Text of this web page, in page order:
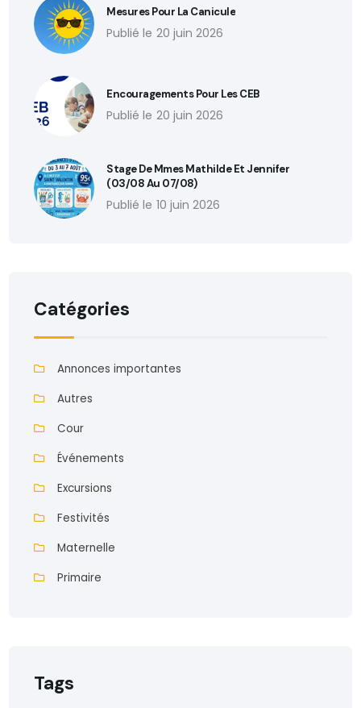
Mesures Pour La Canicule
20 juin 2026
Encouragements Pour Les CEB
20 juin 2026
Stage De Mmes Mathilde Et Jennifer
(03/08 Au 07/08)
10 juin 2026
Catégories
Annonces importantes
Autres
Cour
Événements
Excursions
Festivités
Maternelle
Primaire
Tags